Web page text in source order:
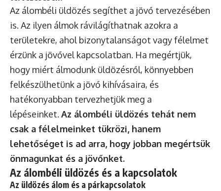
Az álombéli üldözés segíthet a jövő tervezésében
is. Az ilyen álmok rávilágíthatnak azokra a
területekre, ahol bizonytalanságot vagy félelmet
érzünk a jövővel kapcsolatban. Ha megértjük,
hogy miért álmodunk üldözésről, könnyebben
felkészülhetünk a jövő kihívásaira, és
hatékonyabban tervezhetjük meg a
lépéseinket. Az álombéli üldözés tehát nem
csak a félelmeinket tükrözi, hanem
lehetőséget is ad arra, hogy jobban megértsük
önmagunkat és a jövőnket.
Az álombéli üldözés és a kapcsolatok
Az üldözés álom és a párkapcsolatok